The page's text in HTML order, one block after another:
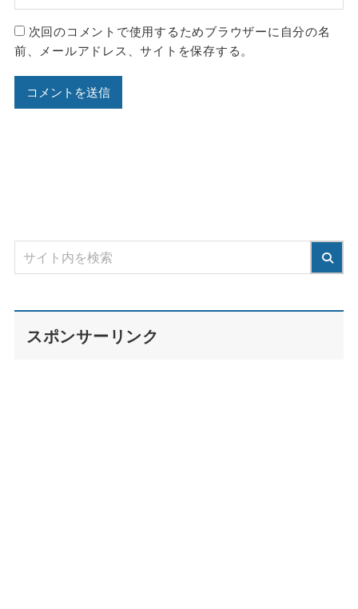
次回のコメントで使用するためブラウザーに自分の名
前、メールアドレス、サイトを保存する。
スポンサーリンク